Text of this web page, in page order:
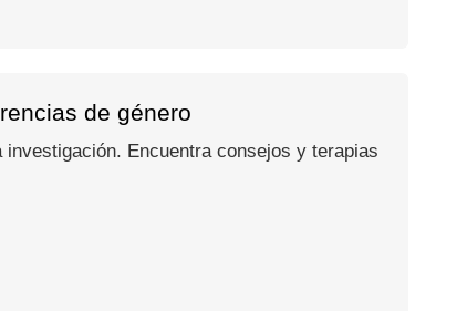
de género
Encuentra consejos y terapias